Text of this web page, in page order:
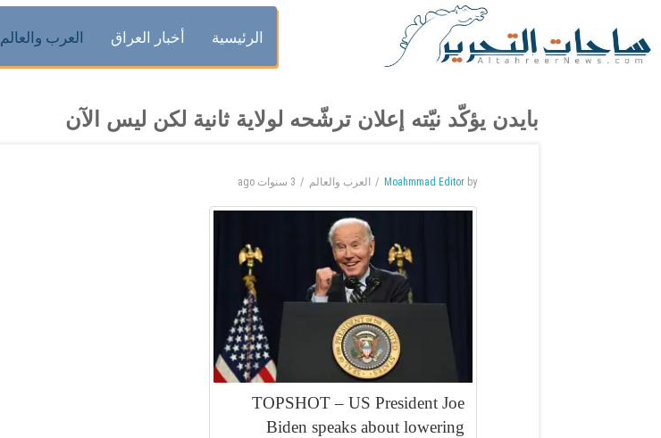
الرئيسية أخبار العراق العرب والعالم
بايدن يؤكّد نيّته إعلان ترشّحه لولاية ثانية لكن ليس الآن
by
Moahmmad Editor العرب والعالم 3 سنوات ago
TOPSHOT – US President Joe
Biden speaks about lowering